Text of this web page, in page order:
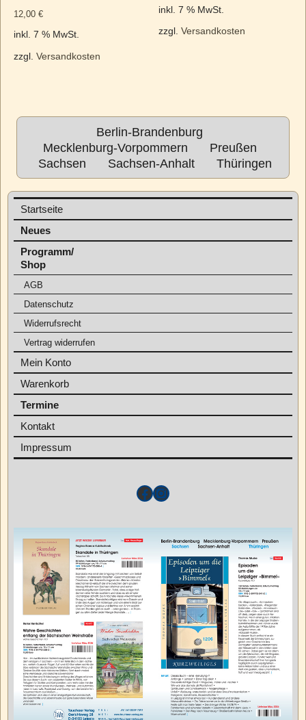
12,00 €
inkl. 7 % MwSt.
zzgl. Versandkosten
inkl. 7 % MwSt.
zzgl.Versandkosten
Berlin-Brandenburg
Mecklenburg-Vorpommern
Preußen
Sachsen
Sachsen-Anhalt Thüringen
Startseite
Neues
Programm/
Shop
AGB
Datenschutz
Widerrufsrecht
Vertrag widerrufen
Mein Konto
Warenkorb
Termine
Kontakt
Impressum